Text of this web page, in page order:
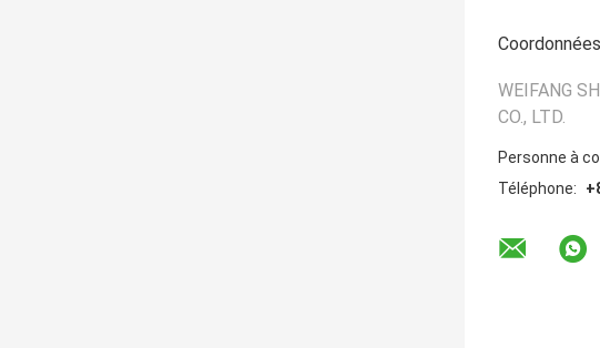
Coordonnées
WEIFANG
CO., LTD.
Personne à
Téléphone: